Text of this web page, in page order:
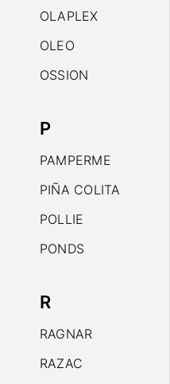
OLAPLEX
OLEO
OSSION
P
PAMPERME
PIÑA COLITA
POLLIE
PONDS
R
RAGNAR
RAZAC